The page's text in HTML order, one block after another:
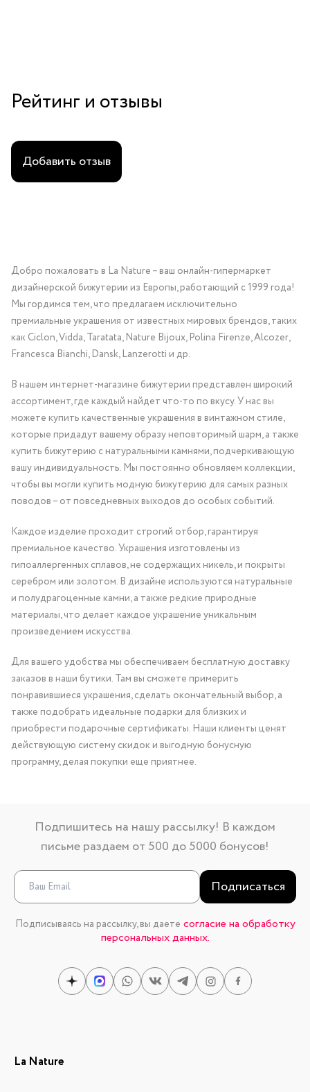
Рейтинг и отзывы
Добавить отзыв
Добро пожаловать в La Nature – ваш онлайн-гипермаркет
дизайнерской бижутерии из Европы, работающий с 1999 года!
Мы гордимся тем, что предлагаем исключительно
премиальные украшения от известных мировых брендов, таких
как Ciclon, Vidda, Taratata, Nature Bijoux, Polina Firenze, Alcozer,
Francesca Bianchi, Dansk, Lanzerotti и др.
В нашем интернет-магазине бижутерии представлен широкий
ассортимент, где каждый найдет что-то по вкусу. У нас вы
можете купить качественные украшения в винтажном стиле,
которые придадут вашему образу неповторимый шарм, а также
купить бижутерию с натуральными камнями, подчеркивающую
вашу индивидуальность. Мы постоянно обновляем коллекции,
чтобы вы могли купить модную бижутерию для самых разных
поводов – от повседневных выходов до особых событий.
Каждое изделие проходит строгий отбор, гарантируя
премиальное качество. Украшения изготовлены из
гипоаллергенных сплавов, не содержащих никель, и покрыты
серебром или золотом. В дизайне используются натуральные
и полудрагоценные камни, а также редкие природные
материалы, что делает каждое украшение уникальным
произведением искусства.
Для вашего удобства мы обеспечиваем бесплатную доставку
заказов в наши бутики. Там вы сможете примерить
понравившиеся украшения, сделать окончательный выбор, а
также подобрать идеальные подарки для близких и
приобрести подарочные сертификаты. Наши клиенты ценят
действующую систему скидок и выгодную бонусную
программу, делая покупки еще приятнее.
Подпишитесь на нашу рассылку! В каждом
письме раздаем от 500 до 5000 бонусов!
Подписаться
Подписываясь на рассылку, вы даете согласие на обработку
персональных данных.
La Nature